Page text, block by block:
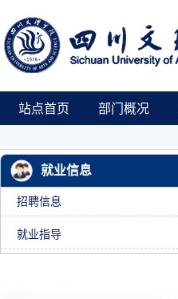
站点首页 部门概况
就业信息
招聘信息
就业指导